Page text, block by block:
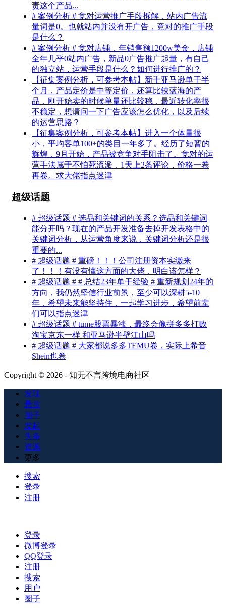
责这个产品...
# 案例分析 # 竞对运营推广手段拆解，站内广告流
量词是0。也就站内并没有开广告，竞对的推广手段
是什么？
# 案例分析 # 竞对店铺，年销售额1200w美金，店铺
全年几乎0站内广告，新品0广告推广起量，有自己
的独立站，运营手段是什么？如何进行推广的？
【征集案例分析，可参考本帖】新手亚马逊单干半
个月，产品定价是中等定价，还算比较蓝海的产
品，刚开始卖的时候单量还比较稳，最近转化率很
不稳定，想请问一下广告应该怎么优化，以及后续
的运营思路？
【征集案例分析，可参考本帖】进入一个体量很
小，平均客单100+的类目一年多了。经历了短暂的
辉煌，9月开始，产品被竞争对手阻击了。竞对的运
营手法属于不怕死流派，1天上2条评论，价格一卷
再卷。求大佬指点迷津
超级话题
# 超级话题 # 选品和关键词的关系？选品和关键词
能分开吗？现在的产品开发准备去掉开发表格中的
关键词分析，从运营角度来说，关键词分析还是很
重要的...
# 超级话题 # 重磅！！！公司注册资本实缴来
了！！！有没有懂这方面的大佬，明白该怎样？
# 超级话题 # # 总结23年单干经验 # 重新规划24年的
方向，我仍然坚信行业前景，至少可以深耕5-10
年，希望未来能坚持住，一起学习进步，希望前辈
们可以指点迷津
# 超级话题 # tume股票暴涨，最终会像拼多多打败
淘宝京东一样 和亚马逊半壁江山吗
# 超级话题 # 大家都说多多TEMU卷，实际上希音
Shein也卷
Copyright © 2026 - 知无不言跨境电商社区
发现
悬赏
圈子
发起
头条
资源
更多
搜索
登录
注册
登录
微博登录
QQ登录
注册
搜索
用户
圈子